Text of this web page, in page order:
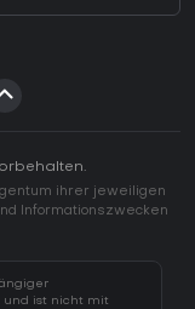
ihrer jeweiligen
Informationszwecken
und ist nicht mit